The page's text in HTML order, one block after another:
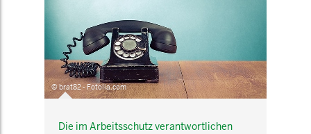
© brat82 - Fotolia.com
Die im Arbeitsschutz verantwortlichen